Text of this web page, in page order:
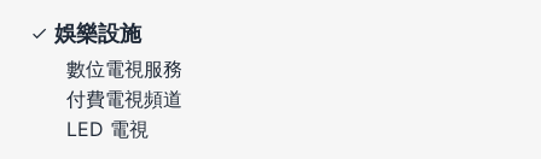
娛樂設施
數位電視服務
付費電視頻道
LED 電視